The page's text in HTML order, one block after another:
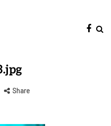
Share